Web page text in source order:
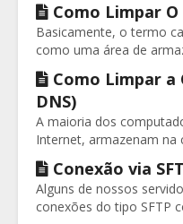
Como Limpar
Basicamente, o termo
como uma área de
Como Limpar a
DNS)
A maioria dos
Internet, armazenam na
Conexão via
Alguns de nossos
conexões do tipo SFTP